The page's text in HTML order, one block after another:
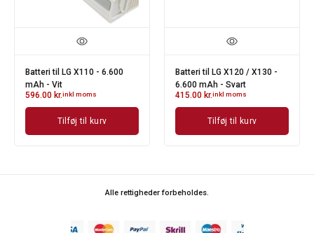
Batteri til LG X110 - 6.600
mAh - Vit
596.00 kr.inkl moms
Tilføj til kurv
Batteri til LG X120 / X130 -
6.600 mAh - Svart
415.00 kr.inkl moms
Tilføj til kurv
Alle rettigheder forbeholdes.